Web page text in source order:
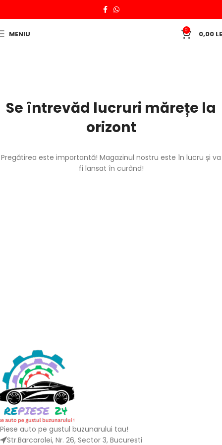
MENIU 0 0,00
Se întrevăd lucruri mărețe la
orizont
Pregătirea este importantă! Magazinul nostru este în lucru și va
fi lansat în curând!
Piese auto pe gustul buzunarului tau!
Str.Barcarolei, Nr. 26, Sector 3, Bucuresti